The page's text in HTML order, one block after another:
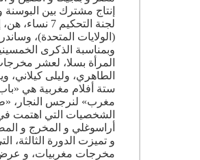
إنتاج مشترك بين البوسنة
لجنة
(الولايات المتحدة)،
وبمناسبة الذكرى
المرأة بسلا، لعشر
ستة أفلام مغربية هي
مغرب» لنرجس النجار،
الشخصيات التي اهتمت في
أراسوغلي و المخرج و
مخرجات مغربيات، و عرض 18 فيلما قصيرا و طويلا لمخرجات